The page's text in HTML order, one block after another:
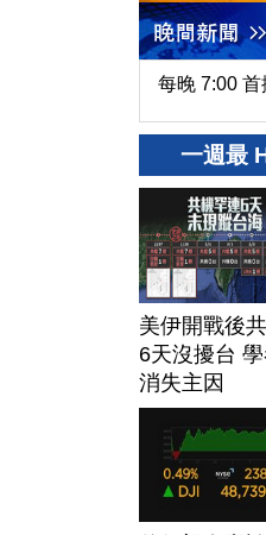
每晚 7:00 首
一週最
美伊開戰後
6天沒擾台
消失主因